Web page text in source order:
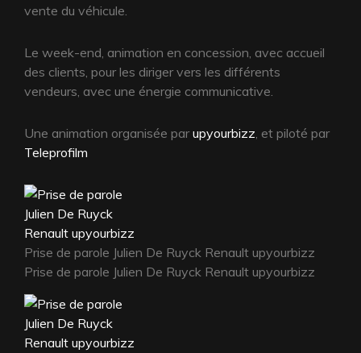
vente du véhicule.
Le week-end, animation en concession, avec accueil
des clients, pour les diriger vers les différents
vendeurs, avec une énergie communicative.
Une animation organisée parupyourbizz, et piloté par
Teleprofilm
Prise de parole Julien De Ruyck Renault upyourbizz
Prise de parole Julien De Ruyck Renault upyourbizz